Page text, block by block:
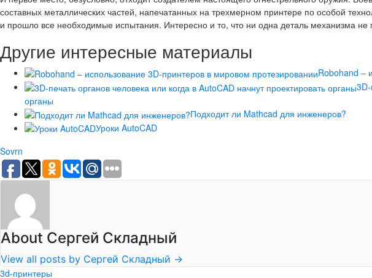
составных металлических частей, напечатанных на трехмерном принтере по особой
и прошло все необходимые испытания. Интересно и то, что ни одна деталь механизма не
Другие интересные материалы
Robohand –
органы
Подходит ли Mathcad для инженеров?
Уроки AutoCAD
Sovrn
About Сергей Складный
View all posts by Сергей Складный →
3d-принтеры